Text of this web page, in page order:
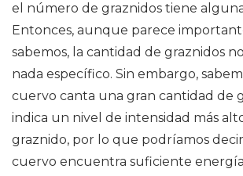
el número de graznidos tiene
Entonces, aunque parece
sabemos, la cantidad de graznidos
nada específico. Sin embargo,
cuervo canta una gran cantidad de
indica un nivel de intensidad más
graznido, por lo que podríamos decir
cuervo encuentra suficiente